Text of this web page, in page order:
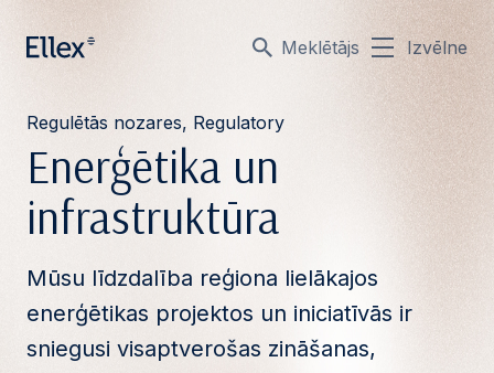
Meklētājs Izvēlne
Regulētās nozares, Regulatory
Enerģētika un
infrastruktūra
Mūsu līdzdalība reģiona lielākajos
enerģētikas projektos un iniciatīvās ir
sniegusi visaptverošas zināšanas,